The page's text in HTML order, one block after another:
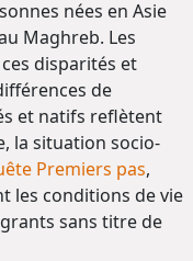
nées en Asie
Maghreb. Les
disparités et
de
et natifs reflètent
la situation socio-
Premiers pas,
les conditions de vie
sans titre de